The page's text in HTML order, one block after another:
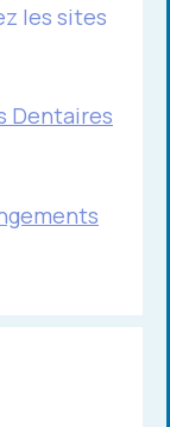
les sites
Dentaires